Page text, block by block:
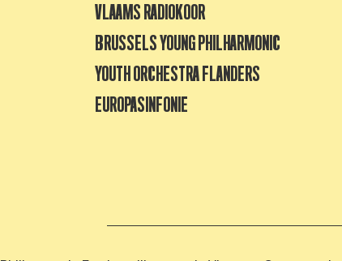
VLAAMS RADIOKOOR
BRUSSELS YOUNG PHILHARMONIC
YOUTH ORCHESTRA FLANDERS
EUROPASINFONIE